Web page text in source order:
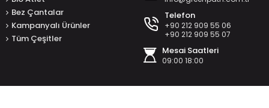
Bez Çantalar
Kampanyalı Ürünler
Tüm Çeşitler
Telefon
+90 212 909 55 06
+90 212 909 55 07
Mesai Saatleri
09:00 18:00